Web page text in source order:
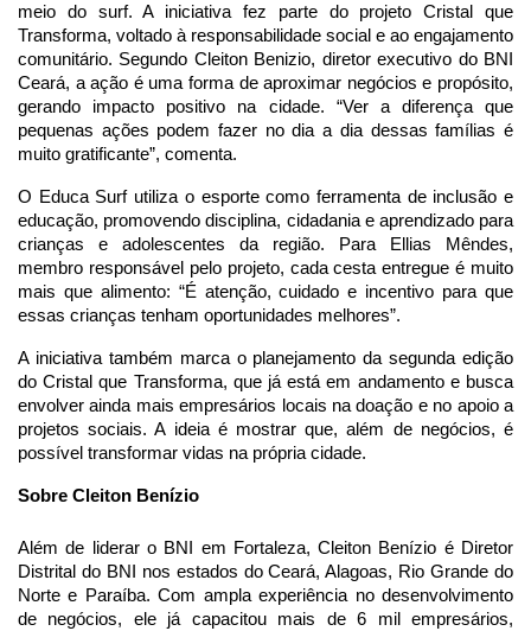
meio do surf. A iniciativa fez parte do projeto Cristal que
Transforma, voltado à responsabilidade social e ao engajamento
comunitário. Segundo Cleiton Benizio, diretor executivo do BNI
Ceará, a ação é uma forma de aproximar negócios e propósito,
gerando impacto positivo na cidade. “Ver a diferença que
pequenas ações podem fazer no dia a dia dessas famílias é
muito gratificante”, comenta.
O Educa Surf utiliza o esporte como ferramenta de inclusão e
educação, promovendo disciplina, cidadania e aprendizado para
crianças e adolescentes da região. Para Ellias Mêndes,
membro responsável pelo projeto, cada cesta entregue é muito
mais que alimento: “É atenção, cuidado e incentivo para que
essas crianças tenham oportunidades melhores”.
A iniciativa também marca o planejamento da segunda edição
do Cristal que Transforma, que já está em andamento e busca
envolver ainda mais empresários locais na doação e no apoio a
projetos sociais. A ideia é mostrar que, além de negócios, é
possível transformar vidas na própria cidade.
Sobre Cleiton Benízio
Além de liderar o BNI em Fortaleza, Cleiton Benízio é Diretor
Distrital do BNI nos estados do Ceará, Alagoas, Rio Grande do
Norte e Paraíba. Com ampla experiência no desenvolvimento
de negócios, ele já capacitou mais de 6 mil empresários,